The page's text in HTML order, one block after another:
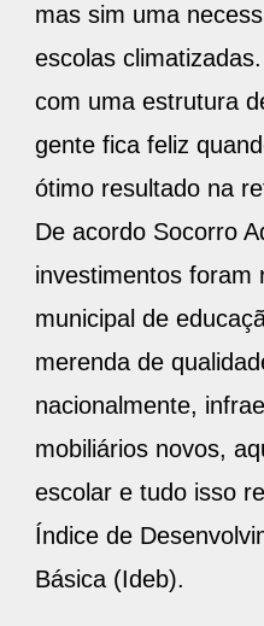
mas sim uma
escolas
com uma estrutura
gente fica feliz
ótimo resultado na
De acordo Socorro
investimentos foram
municipal de
merenda de
nacionalmente,
mobiliários novos,
escolar e tudo isso
Índice de
Básica (Ideb).